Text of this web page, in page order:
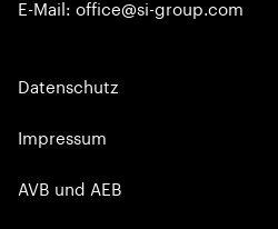
E-Mail: office@si-group.com
Datenschutz
Impressum
AVB und AEB